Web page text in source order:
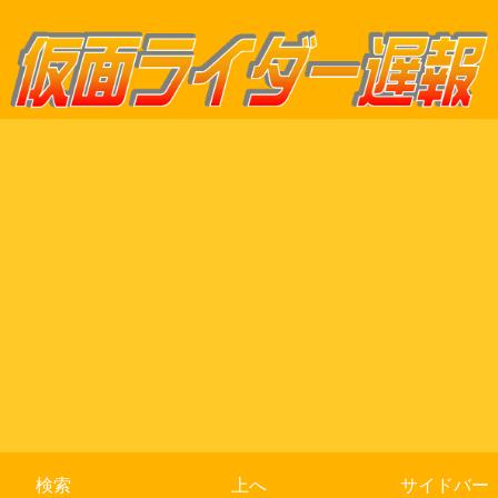
検索 上へ サイドバー